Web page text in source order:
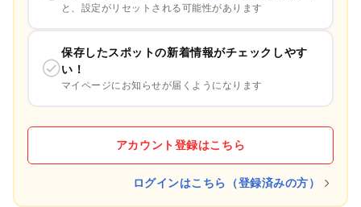
と、設定がリセットされる可能性があります
保存したスポットの新着情報がチェックしやす
い！
マイページにお知らせが届くようになります
アカウント登録はこちら
ログインはこちら（登録済みの方）